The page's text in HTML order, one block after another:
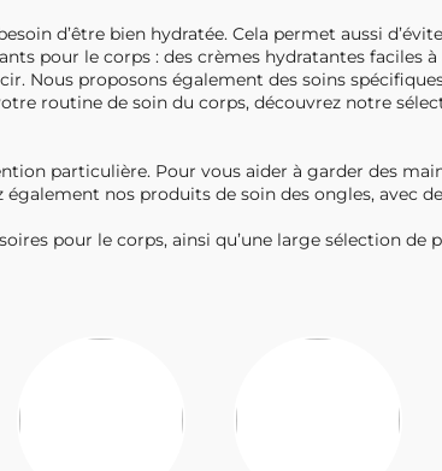
d’être bien hydratée. Cela permet aussi
pour le corps : des crèmes hydratantes faciles
Nous proposons également des soins
routine de soin du corps, découvrez notre
particulière. Pour vous aider à garder des
nos produits de soin des ongles, avec
pour le corps, ainsi qu’une large sélection de